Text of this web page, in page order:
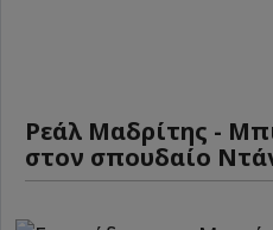
Ρεάλ Μαδρίτης -
στον σπουδαίο